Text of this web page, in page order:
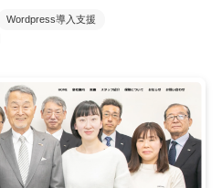
Wordpress導入支援